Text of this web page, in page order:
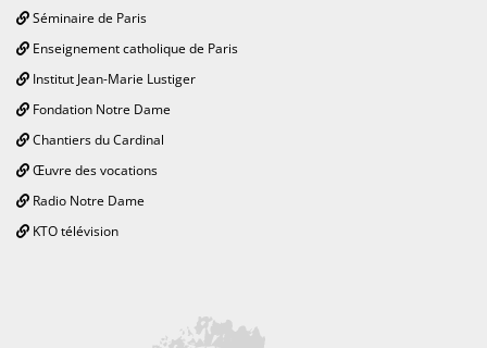
Séminaire de Paris
Enseignement catholique de Paris
Institut Jean-Marie Lustiger
Fondation Notre Dame
Chantiers du Cardinal
Œuvre des vocations
Radio Notre Dame
KTO télévision